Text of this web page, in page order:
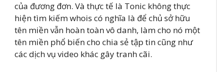
của đương đơn. Và thực tế là Tonic không thực
hiện tìm kiếm whois có nghĩa là để chủ sở hữu
tên miền vẫn hoàn toàn vô danh, làm cho nó một
tên miền phổ biến cho chia sẻ tập tin cũng như
các dịch vụ video khác gây tranh cãi.